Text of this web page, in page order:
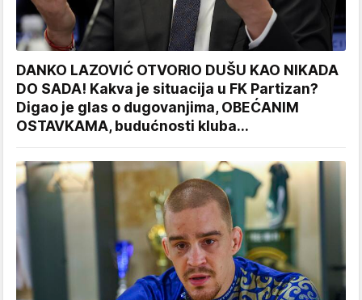
DANKO LAZOVIĆ OTVORIO DUŠU KAO NIKADA
DO SADA! Kakva je situacija u FK Partizan?
Digao je glas o dugovanjima, OBEĆANIM
OSTAVKAMA, budućnosti kluba...